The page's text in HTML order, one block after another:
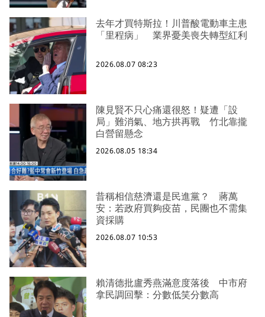
去年才買特斯拉！川普酸電動車主患
「里程病」 業界憂美喪失轉型紅利
2026.08.07 08:23
陳見賢不只心痛還很怒！疑遭「設
局」難消氣、地方拱再戰 竹北靠攏
白營留懸念
2026.08.05 18:34
昔稱相信慈濟還是民進黨？ 蔣萬
安：若政府買夠疫苗，民團也不需集
資採購
2026.08.07 10:53
賴清德批盧秀燕滿意度落後 中市府
拿民調回擊：分數低笑分數高